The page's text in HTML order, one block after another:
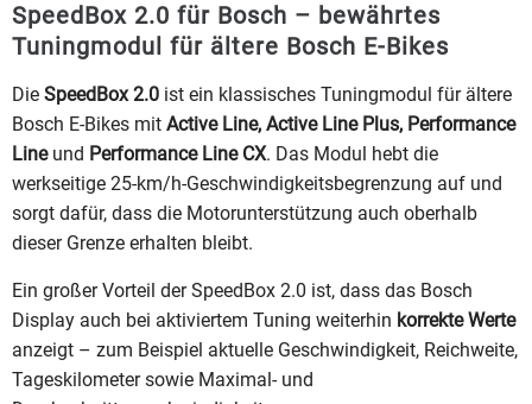
SpeedBox 2.0 für Bosch – bewährtes
Tuningmodul für ältere Bosch E-Bikes
Die SpeedBox 2.0 ist ein klassisches Tuningmodul für ältere
Bosch E-Bikes mit Active Line, Active Line Plus, Performance
Lineund Performance Line CX. Das Modul hebt die
werkseitige 25-km/h-Geschwindigkeitsbegrenzung auf und
sorgt dafür, dass die Motorunterstützung auch oberhalb
dieser Grenze erhalten bleibt.
Ein großer Vorteil der SpeedBox 2.0 ist, dass das Bosch
Display auch bei aktiviertem Tuning weiterhin korrekte Werte
anzeigt – zum Beispiel aktuelle Geschwindigkeit, Reichweite,
Tageskilometer sowie Maximal- und